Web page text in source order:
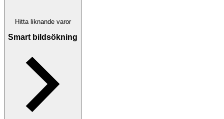
Hitta liknande varor
Smart bildsökning